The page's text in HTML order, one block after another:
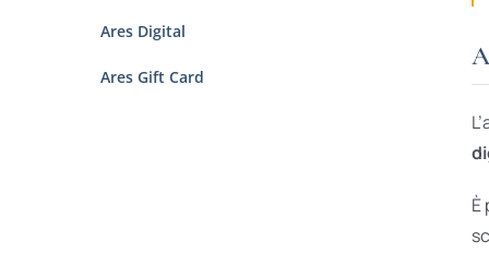
È
Ares Digital
Ares Gift Card